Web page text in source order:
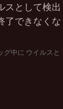
スとして検出
了できなくな
グ中に ウイルスと